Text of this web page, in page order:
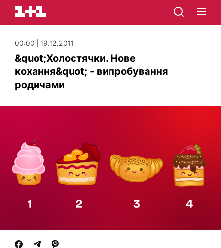
00:00 | 19.12.2011
&quot;Холостячки. Нове
кохання&quot; - випробування
родичами